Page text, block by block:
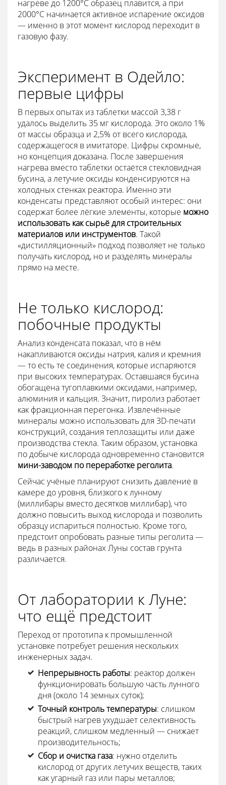
нагреве до 1200°C образец плавится, а при
2000°C начинается активное испарение оксидов
— именно в этот момент кислород переходит в
газовую фазу.
Эксперимент в Одейло:
первые цифры
В первых опытах из таблетки массой 3,38 г
удалось выделить 35 мг кислорода. Это около 1%
от массы образца и 2,5% от всего кислорода,
содержащегося в имитаторе. Цифры скромные,
но концепция доказана. После завершения
нагрева вместо таблетки остаётся стекловидная
бусина, а летучие оксиды конденсируются на
холодных стенках реактора. Именно эти
конденсаты представляют особый интерес: они
содержат более лёгкие элементы, которые можно
использовать как сырьё для строительных
материалов или инструментов. Такой
«дистилляционный» подход позволяет не только
получать кислород, но и разделять минералы
прямо на месте.
Не только кислород:
побочные продукты
Анализ конденсата показал, что в нём
накапливаются оксиды натрия, калия и кремния
— то есть те соединения, которые испаряются
при высоких температурах. Оставшаяся бусина
обогащена тугоплавкими оксидами, например,
алюминия и кальция. Значит, пиролиз работает
как фракционная перегонка. Извлечённые
минералы можно использовать для 3D-печати
конструкций, создания теплозащиты или даже
производства стекла. Таким образом, установка
по добыче кислорода одновременно становится
мини-заводом по переработке реголита.
Сейчас учёные планируют снизить давление в
камере до уровня, близкого к лунному
(миллибары вместо десятков миллибар), что
должно повысить выход кислорода и позволить
образцу испариться полностью. Кроме того,
предстоит опробовать разные типы реголита —
ведь в разных районах Луны состав грунта
различается.
От лаборатории к Луне:
что ещё предстоит
Переход от прототипа к промышленной
установке потребует решения нескольких
инженерных задач.
Непрерывность работы: реактор должен
функционировать большую часть лунного
дня (около 14 земных суток);
Точный контроль температуры: слишком
быстрый нагрев ухудшает селективность
реакций, слишком медленный — снижает
производительность;
Сбор и очистка газа: нужно отделить
кислород от других летучих веществ, таких
как угарный газ или пары металлов;